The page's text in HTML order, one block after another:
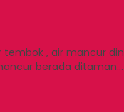
, air mancur
berada ditaman…